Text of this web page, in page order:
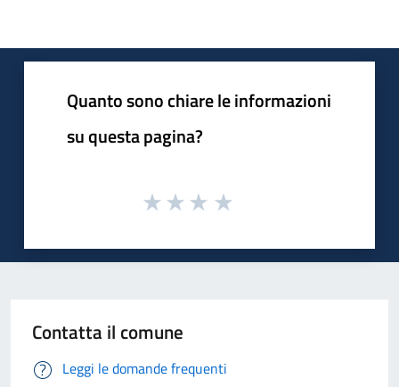
Quanto sono chiare le informazioni
su questa pagina?
Contatta il comune
Leggi le domande frequenti